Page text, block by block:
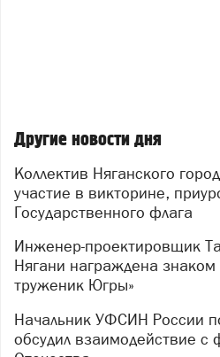
Другие новости дня
Коллектив Няганского городского суда принял
участие в викторине,
Государственного флага
Инженер-проектировщик Тамара Нохрина из
Нягани награждена
труженик Югры»
Начальник УФСИН России по ХМАО – Югре
обсудил взаимодействие